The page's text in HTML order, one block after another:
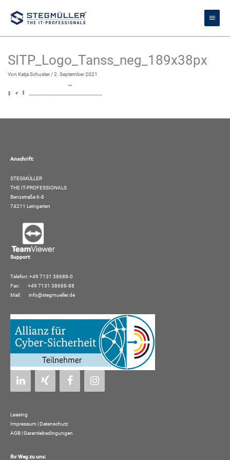
Inhalt
springen
SITP_Logo_Tanss_neg_189x38px
VonKatja Schuster/2. September 2021
Anschrift:
STEGMÜLLER
THE IT-PROFESSIONALS
Benzstraße 6-8
74211 Leingarten
Support:
Telefon: +49 7131 38688-0
Fax: +49 7131 38688-88
Mail:
info@stegmueller.de
Leasing
Impressum |Datenschutz
AGB | Garantiebedingungen
Ihr Weg zu uns: